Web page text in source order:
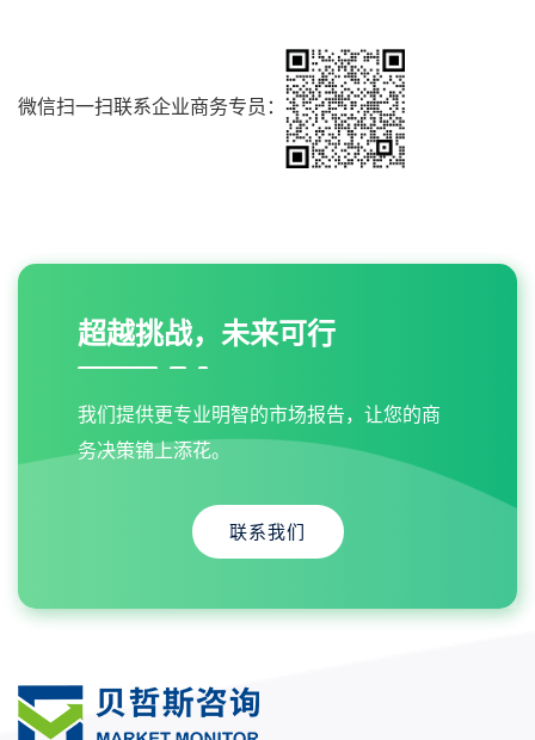
微信扫一扫联系企业商务专员：
超越挑战，未来可行
我们提供更专业明智的市场报告，让您的商
务决策锦上添花。
联系我们